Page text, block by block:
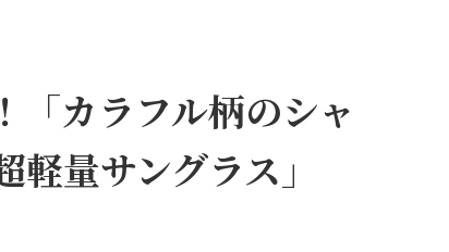
「カラフル柄のシャ
量サングラス」